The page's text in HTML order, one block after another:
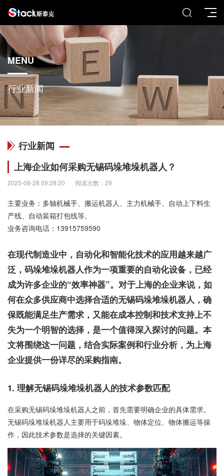
MENU
行业新闻
行业新闻
上海企业如何采购无锡码垛堆垛机器人？
2025-08-28 09:28:20 阅读次数：29
主要业务：多轴机械手、搬运机器人、主力机械手、自动上下料生
产线、自动装箱打包线等。
业务咨询电话： 13915759590
在现代制造业中，自动化和智能化技术的应用越来越广
泛，码垛堆垛机器人作为一项重要的自动化设备，已经
成为许多企业的“效率神器”。对于上海的企业来说，如
何在众多供应商中选择合适的无锡码垛堆垛机器人，确
保既能满足生产需求，又能在成本控制和技术支持上不
失为一个明智的选择，是一个值得深入探讨的问题。本
文将围绕这一问题，结合实际案例和行业分析，为上海
企业提供一份详尽的采购指南。
1. 理解无锡码垛堆垛机器人的技术参数匹配
在采购无锡码垛堆垛机器人之前，首先需要明确企业的具体需求。
无锡码垛堆垛机器人主要用于码垛堆垛、物体定位、物体搬运等操
作，因此技术参数是选择的关键因素。